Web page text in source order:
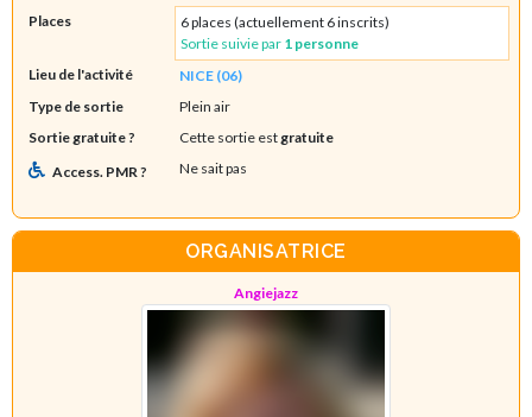
Places
6 places (actuellement 6 inscrits)
Sortie suivie par 1 personne
Lieu de l'activité
NICE (06)
Type de sortie
Plein air
Sortie gratuite ?
Cette sortie est gratuite
Access. PMR ?
Ne sait pas
ORGANISATRICE
Angiejazz